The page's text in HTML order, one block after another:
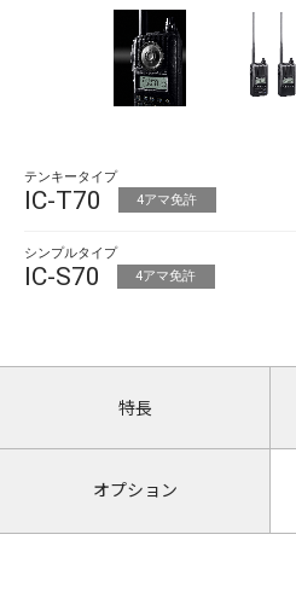
テンキータイプ
IC-T70 4アマ免許
シンプルタイプ
IC-S70 4アマ免許
特長
オプション